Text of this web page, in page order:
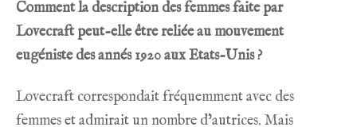
Comment la description des femmes faite par
Lovecraft peut-elle être reliée au mouvement
eugéniste des annés 1920 aux Etats-Unis ?
Lovecraft correspondait fréquemment avec des
femmes et admirait un nombre d’autrices. Mais